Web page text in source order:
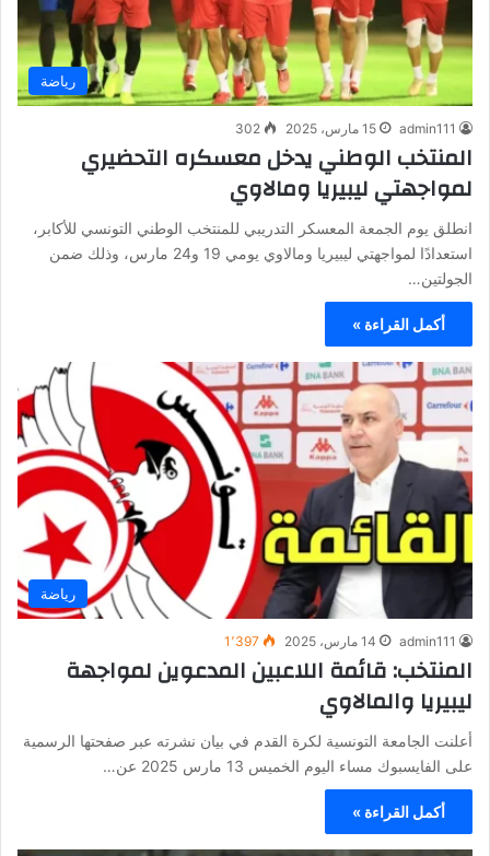
رياضة
admin111 15 مارس، 2025 302
المنتخب الوطني يدخل معسكره التحضيري
لمواجهتي ليبيريا ومالاوي
انطلق يوم الجمعة المعسكر التدريبي للمنتخب الوطني التونسي للأكابر،
استعدادًا لمواجهتي ليبيريا ومالاوي يومي 19 و24 مارس، وذلك ضمن
الجولتين…
أكمل القراءة »
رياضة
admin111 14 مارس، 2025 1٬397
المنتخب: قائمة اللاعبين المدعوين لمواجهة
ليبيريا والمالاوي
أعلنت الجامعة التونسية لكرة القدم في بيان نشرته عبر صفحتها الرسمية
على الفايسبوك مساء اليوم الخميس 13 مارس 2025 عن…
أكمل القراءة »